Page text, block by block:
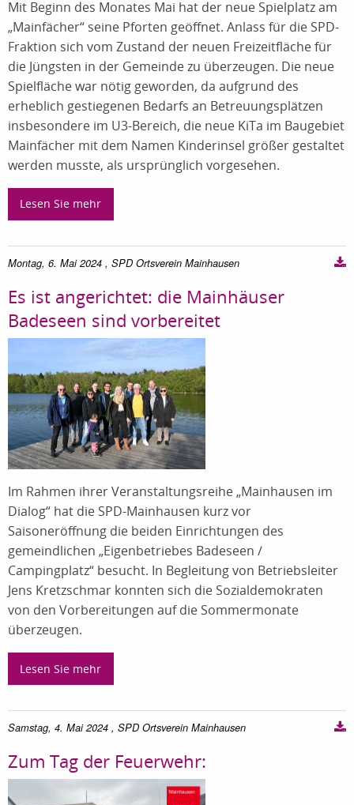
Mit Beginn des Monates Mai hat der neue Spielplatz am
„Mainfächer“ seine Pforten geöffnet. Anlass für die SPD-
Fraktion sich vom Zustand der neuen Freizeitfläche für
die Jüngsten in der Gemeinde zu überzeugen. Die neue
Spielfläche war nötig geworden, da aufgrund des
erheblich gestiegenen Bedarfs an Betreuungsplätzen
insbesondere im U3-Bereich, die neue KiTa im Baugebiet
Mainfächer mit dem Namen Kinderinsel größer gestaltet
werden musste, als ursprünglich vorgesehen.
Lesen Sie mehr
Montag, 6. Mai 2024 , SPD Ortsverein Mainhausen
Es ist angerichtet: die Mainhäuser
Badeseen sind vorbereitet
Im Rahmen ihrer Veranstaltungsreihe „Mainhausen im
Dialog“ hat die SPD-Mainhausen kurz vor
Saisoneröffnung die beiden Einrichtungen des
gemeindlichen „Eigenbetriebes Badeseen /
Campingplatz“ besucht. In Begleitung von Betriebsleiter
Jens Kretzschmar konnten sich die Sozialdemokraten
von den Vorbereitungen auf die Sommermonate
überzeugen.
Lesen Sie mehr
Samstag, 4. Mai 2024 , SPD Ortsverein Mainhausen
Zum Tag der Feuerwehr: